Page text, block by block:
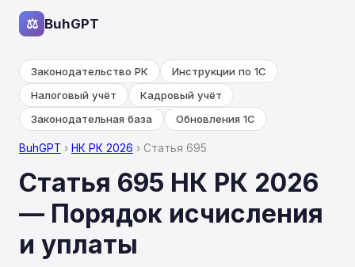
⚖ BuhGPT
Законодательство РК
Инструкции по 1С
Налоговый учёт
Кадровый учёт
Законодательная база
Обновления 1С
BuhGPT › НК РК 2026 › Статья 695
Статья 695 НК РК 2026
— Порядок исчисления
и уплаты